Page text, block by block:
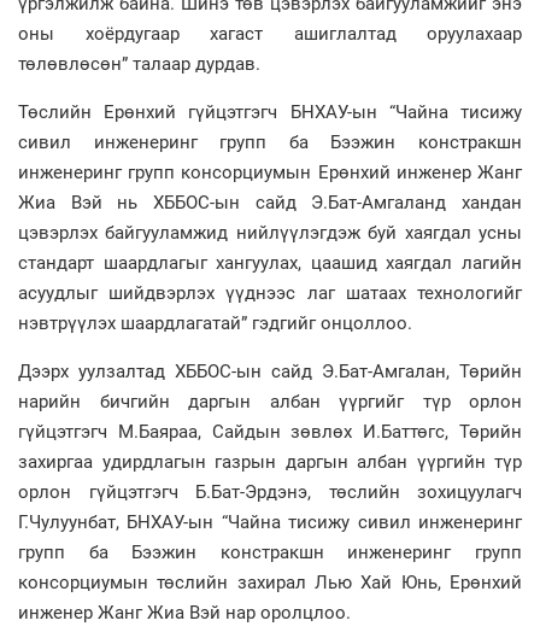
оны хоёрдугаар хагаст ашиглалтад оруулахаар
төлөвлөсөн” талаар дурдав.
Төслийн Ерөнхий гүйцэтгэгч БНХАУ-ын “Чайна тисижу
сивил инженеринг групп ба Бээжин констракшн
инженеринг групп консорциумын Ерөнхий инженер Жанг
Жиа Вэй нь ХББОС-ын сайд Э.Бат-Амгаланд хандан
цэвэрлэх байгууламжид нийлүүлэгдэж буй хаягдал усны
стандарт шаардлагыг хангуулах, цаашид хаягдал лагийн
асуудлыг шийдвэрлэх үүднээс лаг шатаах технологийг
нэвтрүүлэх шаардлагатай” гэдгийг онцоллоо.
Дээрх уулзалтад ХББОС-ын сайд Э.Бат-Амгалан, Төрийн
нарийн бичгийн даргын албан үүргийг түр орлон
гүйцэтгэгч М.Баяраа, Сайдын зөвлөх И.Баттөгс, Төрийн
захиргаа удирдлагын газрын даргын албан үүргийн түр
орлон гүйцэтгэгч Б.Бат-Эрдэнэ, төслийн зохицуулагч
Г.Чулуунбат, БНХАУ-ын “Чайна тисижу сивил инженеринг
групп ба Бээжин констракшн инженеринг групп
консорциумын төслийн захирал Лью Хай Юнь, Ерөнхий
инженер Жанг Жиа Вэй нар оролцлоо.